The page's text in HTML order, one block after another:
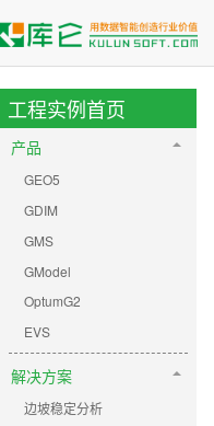
工程实例首页
产品
GEO5
GDIM
GMS
GModel
OptumG2
EVS
解决方案
边坡稳定分析